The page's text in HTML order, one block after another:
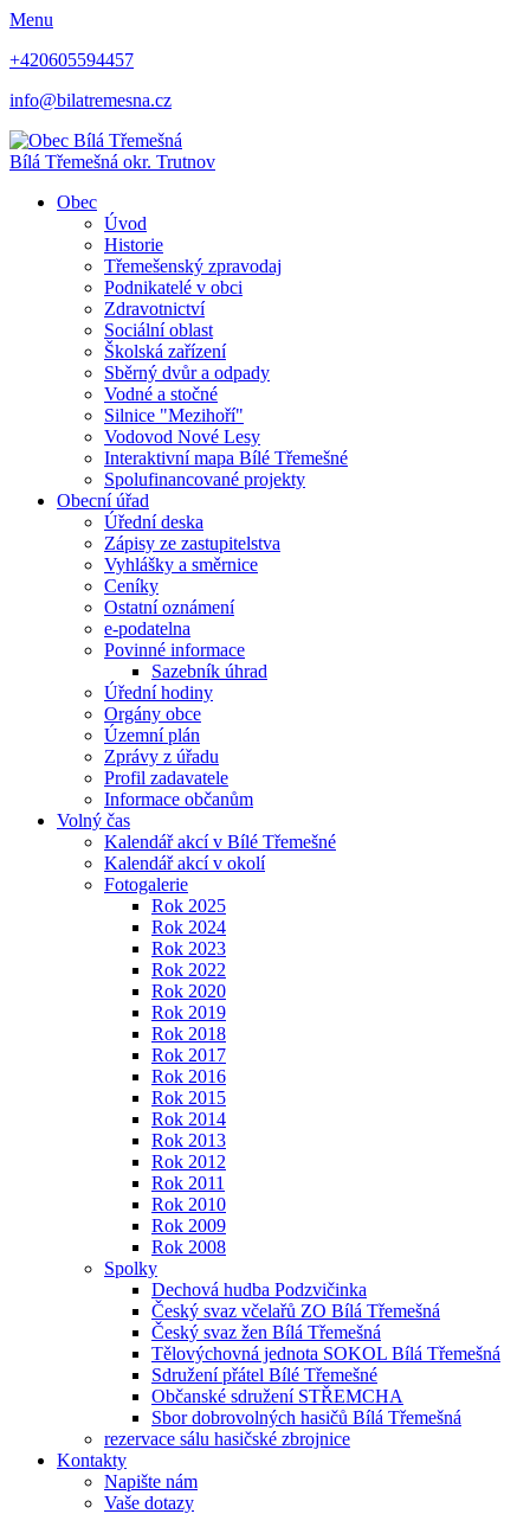
Menu
+420605594457
info@bilatremesna.cz
Bílá Třemešná okr. Trutnov
Obec
Úvod
Historie
Třemešenský zpravodaj
Podnikatelé v obci
Zdravotnictví
Sociální oblast
Školská zařízení
Sběrný dvůr a odpady
Vodné a stočné
Silnice "Mezihoří"
Vodovod Nové Lesy
Interaktivní mapa Bílé Třemešné
Spolufinancované projekty
Obecní úřad
Úřední deska
Zápisy ze zastupitelstva
Vyhlášky a směrnice
Ceníky
Ostatní oznámení
e-podatelna
Povinné informace
Sazebník úhrad
Úřední hodiny
Orgány obce
Územní plán
Zprávy z úřadu
Profil zadavatele
Informace občanům
Volný čas
Kalendář akcí v Bílé Třemešné
Kalendář akcí v okolí
Fotogalerie
Rok 2025
Rok 2024
Rok 2023
Rok 2022
Rok 2020
Rok 2019
Rok 2018
Rok 2017
Rok 2016
Rok 2015
Rok 2014
Rok 2013
Rok 2012
Rok 2011
Rok 2010
Rok 2009
Rok 2008
Spolky
Dechová hudba Podzvičinka
Český svaz včelařů ZO Bílá Třemešná
Český svaz žen Bílá Třemešná
Tělovýchovná jednota SOKOL Bílá Třemešná
Sdružení přátel Bílé Třemešné
Občanské sdružení STŘEMCHA
Sbor dobrovolných hasičů Bílá Třemešná
rezervace sálu hasičské zbrojnice
Kontakty
Napište nám
Vaše dotazy